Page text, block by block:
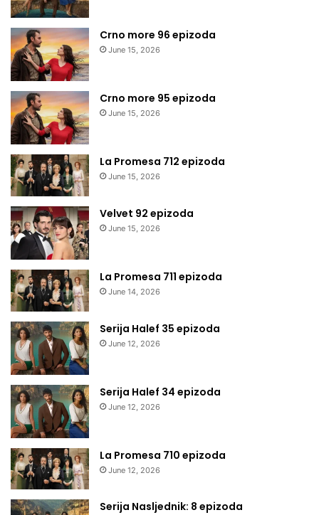
Crno more 96 epizoda
June 15, 2026
Crno more 95 epizoda
June 15, 2026
La Promesa 712 epizoda
June 15, 2026
Velvet 92 epizoda
June 15, 2026
La Promesa 711 epizoda
June 14, 2026
Serija Halef 35 epizoda
June 12, 2026
Serija Halef 34 epizoda
June 12, 2026
La Promesa 710 epizoda
June 12, 2026
Serija Nasljednik: 8 epizoda